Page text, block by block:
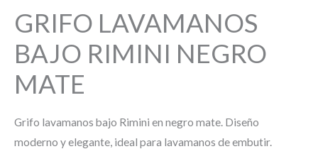
GRIFO LAVAMANOS
BAJO RIMINI NEGRO
MATE
Grifo lavamanos bajo Rimini en negro mate. Diseño
moderno y elegante, ideal para lavamanos de embutir.